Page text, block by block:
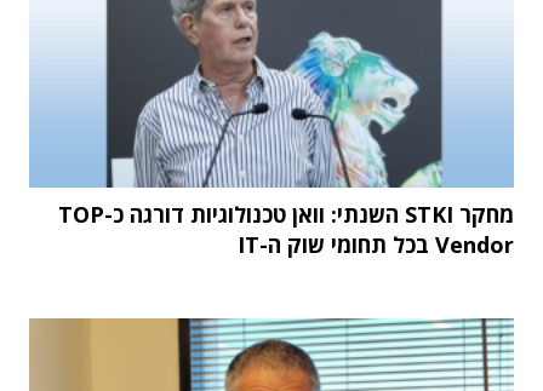
מחקר STKI השנתי: וואן טכנולוגיות דורגה כ-TOP
Vendor בכל תחומי שוק ה-IT